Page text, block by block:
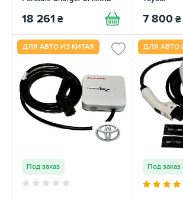
18 261 ₴ 7 800 ₴
ДЛЯ АВТО ИЗ КИТАЯ
Под заказ
ДЛЯ АВТО
Под заказ